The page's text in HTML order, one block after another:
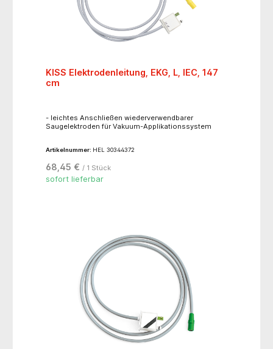
KISS Elektrodenleitung, EKG, L, IEC, 147
cm
- leichtes Anschließen wiederverwendbarer
Saugelektroden für Vakuum-Applikationssystem
Artikelnummer: HEL 30344372
68,45 € / 1 Stück
sofort lieferbar